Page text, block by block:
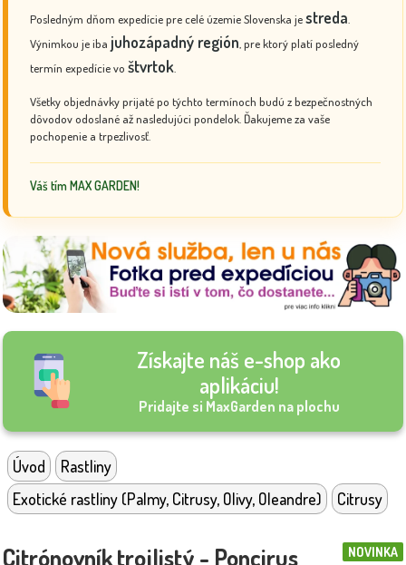
Posledným dňom expedície pre celé územie Slovenska jestreda
Výnimkou je iba juhozápadný región , pre ktorý platí posledný
termín expedície vo štvrtok
Všetky objednávky prijaté po týchto termínoch budú z bezpečnostných
dôvodov odoslané až nasledujúci pondelok. Ďakujeme za vaše
pochopenie a trpezlivosť.
Váš tím MAX GARDEN!
Získajte náš e-shop ako
aplikáciu!
Pridajte si MaxGarden na plochu
Úvod
Rastliny
Exotické rastliny (Palmy, Citrusy, Olivy, Oleandre)
Citrusy
NOVINKA
Citrónovník trojlistý - Poncirus